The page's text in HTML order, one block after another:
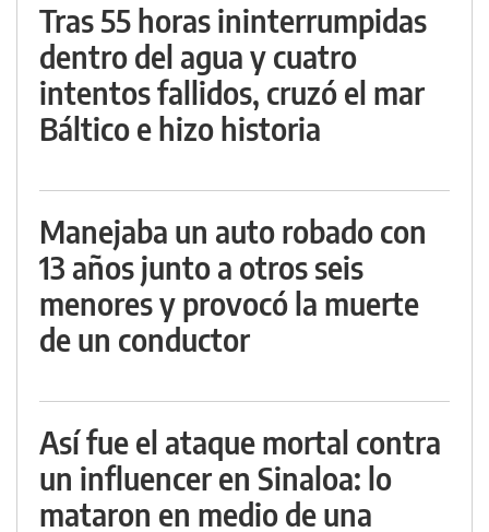
Tras 55 horas ininterrumpidas
dentro del agua y cuatro
intentos fallidos, cruzó el mar
Báltico e hizo historia
Manejaba un auto robado con
13 años junto a otros seis
menores y provocó la muerte
de un conductor
Así fue el ataque mortal contra
un influencer en Sinaloa: lo
mataron en medio de una